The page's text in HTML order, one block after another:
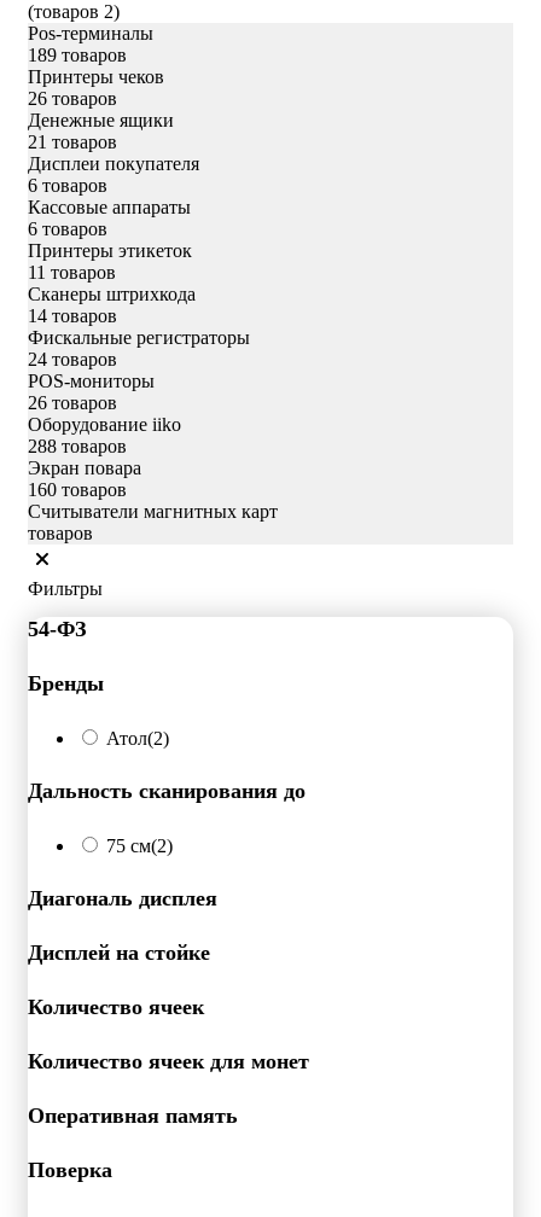
(товаров 2)
Pos-терминалы
189 товаров
Принтеры чеков
26 товаров
Денежные ящики
21 товаров
Дисплеи покупателя
6 товаров
Кассовые аппараты
6 товаров
Принтеры этикеток
11 товаров
Сканеры штрихкода
14 товаров
Фискальные регистраторы
24 товаров
POS-мониторы
26 товаров
Оборудование iiko
288 товаров
Экран повара
160 товаров
Считыватели магнитных карт
товаров
Фильтры
54-ФЗ
Бренды
Атол(2)
Дальность сканирования до
75 см(2)
Диагональ дисплея
Дисплей на стойке
Количество ячеек
Количество ячеек для монет
Оперативная память
Поверка